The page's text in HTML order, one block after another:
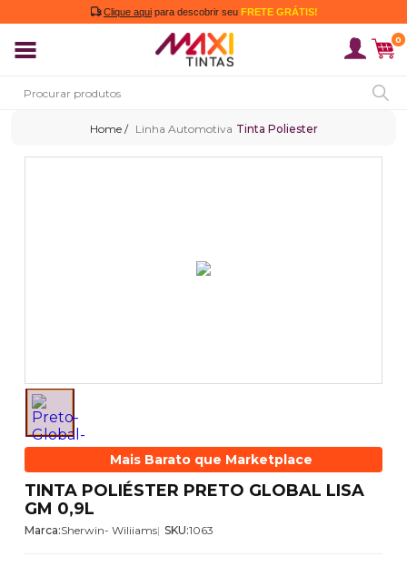
Clique aqui para descobrir seu FRETE GRÁTIS!
0
Linha Automotiva Tinta Poliester
Mais Barato que Marketplace
TINTA POLIÉSTER PRETO GLOBAL LISA
GM 0,9L
Marca:Sherwin- Wiliiams SKU:1063